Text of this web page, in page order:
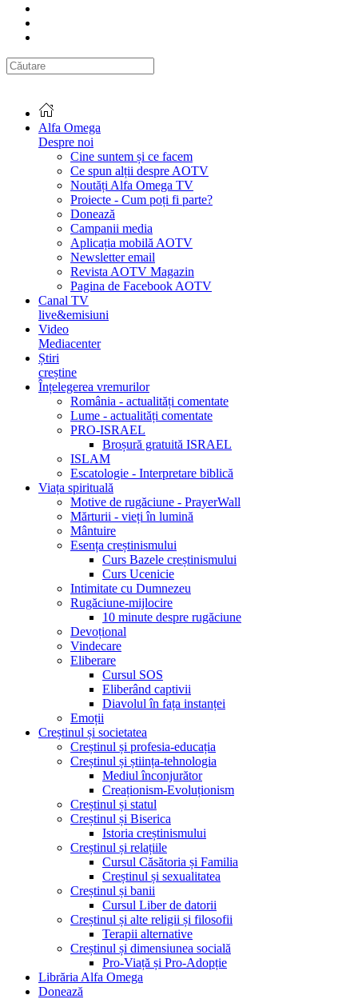
Alfa Omega
Despre noi
Cine suntem și ce facem
Ce spun alții despre AOTV
Noutăți Alfa Omega TV
Proiecte - Cum poți fi parte?
Donează
Campanii media
Aplicația mobilă AOTV
Newsletter email
Revista AOTV Magazin
Pagina de Facebook AOTV
Canal TV
live&emisiuni
Video
Mediacenter
Știri
creștine
Înțelegerea vremurilor
România - actualități comentate
Lume - actualități comentate
PRO-ISRAEL
Broșură gratuită ISRAEL
ISLAM
Escatologie - Interpretare biblică
Viața spirituală
Motive de rugăciune - PrayerWall
Mărturii - vieți în lumină
Mântuire
Esența creștinismului
Curs Bazele creștinismului
Curs Ucenicie
Intimitate cu Dumnezeu
Rugăciune-mijlocire
10 minute despre rugăciune
Devoțional
Vindecare
Eliberare
Cursul SOS
Eliberând captivii
Diavolul în fața instanței
Emoții
Creștinul și societatea
Creștinul și profesia-educația
Creștinul și știința-tehnologia
Mediul înconjurător
Creaționism-Evoluționism
Creștinul și statul
Creștinul și Biserica
Istoria creștinismului
Creștinul și relațiile
Cursul Căsătoria și Familia
Creștinul și sexualitatea
Creștinul și banii
Cursul Liber de datorii
Creștinul și alte religii și filosofii
Terapii alternative
Creștinul și dimensiunea socială
Pro-Viață și Pro-Adopție
Librăria Alfa Omega
Donează